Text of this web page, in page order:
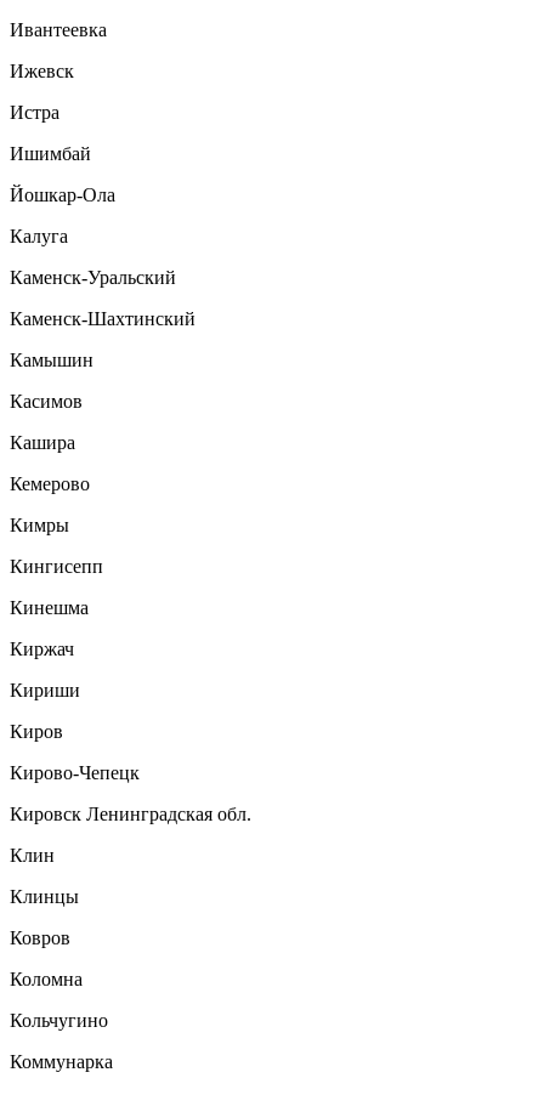
Ивантеевка
Ижевск
Истра
Ишимбай
Йошкар-Ола
Калуга
Каменск-Уральский
Каменск-Шахтинский
Камышин
Касимов
Кашира
Кемерово
Кимры
Кингисепп
Кинешма
Киржач
Кириши
Киров
Кирово-Чепецк
Кировск Ленинградская обл.
Клин
Клинцы
Ковров
Коломна
Кольчугино
Коммунарка